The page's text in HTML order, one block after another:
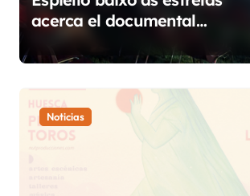
acerca el documental
etnográfico a 14 localidades
de Sobrarbe
Noticias